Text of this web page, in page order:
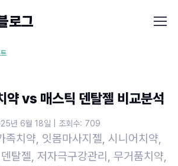
로그
약 vs 매스틱 덴탈젤 비교분석
년 6월 18일 | 조회수: 709
족치약, 잇몸마사지젤, 시니어치약,
탈젤, 저자극구강관리, 무거품치약,